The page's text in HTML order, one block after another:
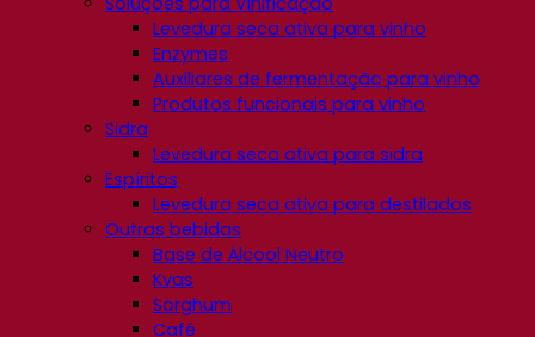
Levedura seca ativa para vinho
Enzymes
Auxiliares de fermentação para vinho
Produtos funcionais para vinho
Sidra
Levedura seca ativa para sidra
Espíritos
Levedura seca ativa para destilados
Outras bebidas
Base de Álcool Neutro
Kvas
Sorghum
Café